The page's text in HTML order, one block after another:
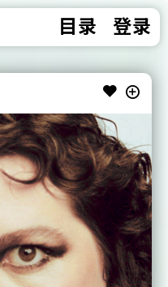
目录 登录
别的音乐
别的音乐
别的音乐
别的音乐
别的音乐
别的音乐